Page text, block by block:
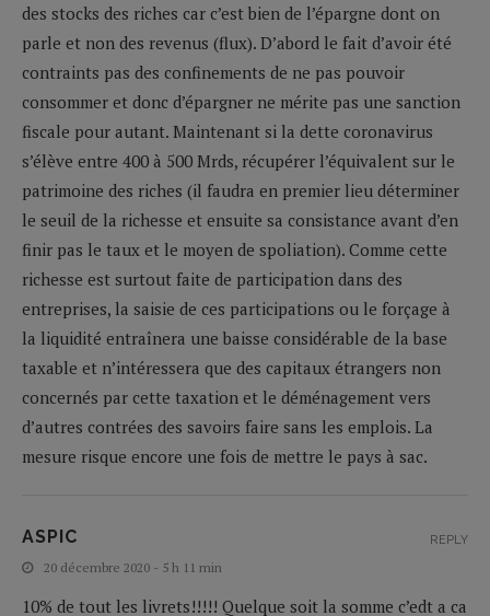
des stocks des riches car c’est bien de l’épargne dont on
parle et non des revenus (flux). D’abord le fait d’avoir été
contraints pas des confinements de ne pas pouvoir
consommer et donc d’épargner ne mérite pas une sanction
fiscale pour autant. Maintenant si la dette coronavirus
s’élève entre 400 à 500 Mrds, récupérer l’équivalent sur le
patrimoine des riches (il faudra en premier lieu déterminer
le seuil de la richesse et ensuite sa consistance avant d’en
finir pas le taux et le moyen de spoliation). Comme cette
richesse est surtout faite de participation dans des
entreprises, la saisie de ces participations ou le forçage à
la liquidité entraînera une baisse considérable de la base
taxable et n’intéressera que des capitaux étrangers non
concernés par cette taxation et le déménagement vers
d’autres contrées des savoirs faire sans les emplois. La
mesure risque encore une fois de mettre le pays à sac.
ASPIC
20 décembre 2020 - 5 h 11 min
10% de tout les livrets!!!!! Quelque soit la somme c’edt a ca
REPLY